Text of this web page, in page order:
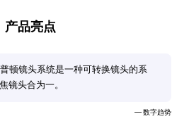
产品亮点
顿镜头系统是一种可转换镜头的系
镜头合为一。
— 数字趋势